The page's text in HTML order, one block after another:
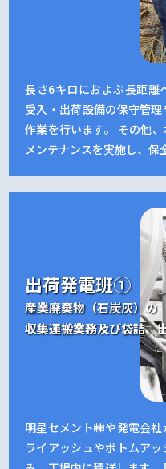
長さ6キロにおよぶ長距離
受入・出荷設備の保守管
作業を行います。 その他
メンテナンスを実施し、保
出荷発電班①
産業廃棄物（石炭灰）の
収集運搬業務及び袋詰、
明星セメント㈱や発電会
ライアッシュやボトムア